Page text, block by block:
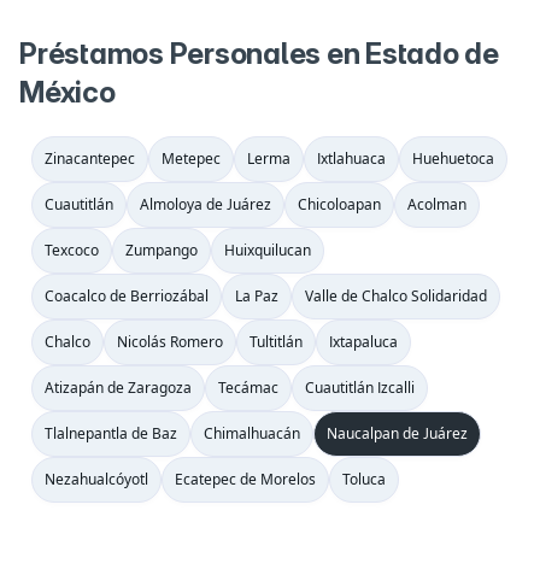
Préstamos Personales en Estado de
México
Zinacantepec Metepec Lerma Ixtlahuaca Huehuetoca
Cuautitlán Almoloya de Juárez Chicoloapan Acolman
Texcoco Zumpango Huixquilucan
Coacalco de Berriozábal La Paz Valle de Chalco Solidaridad
Chalco Nicolás Romero Tultitlán Ixtapaluca
Atizapán de Zaragoza Tecámac Cuautitlán Izcalli
Tlalnepantla de Baz Chimalhuacán Naucalpan de Juárez
Nezahualcóyotl Ecatepec de Morelos Toluca